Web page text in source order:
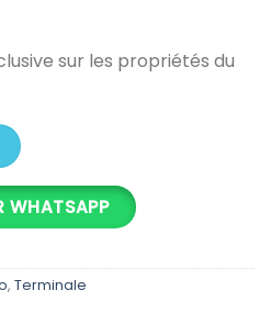
sur les propriétés du
WHATSAPP
, Terminale